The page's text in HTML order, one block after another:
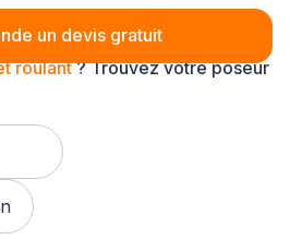
un devis gratuit
roulant? Trouvez votre poseur